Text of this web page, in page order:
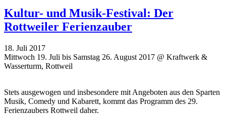
Kultur- und Musik-Festival: Der
Rottweiler Ferienzauber
18. Juli 2017
Mittwoch 19. Juli bis Samstag 26. August 2017 @ Kraftwerk &
Wasserturm, Rottweil
Stets ausgewogen und insbesondere mit Angeboten aus den Sparten
Musik, Comedy und Kabarett, kommt das Programm des 29.
Ferienzaubers Rottweil daher.